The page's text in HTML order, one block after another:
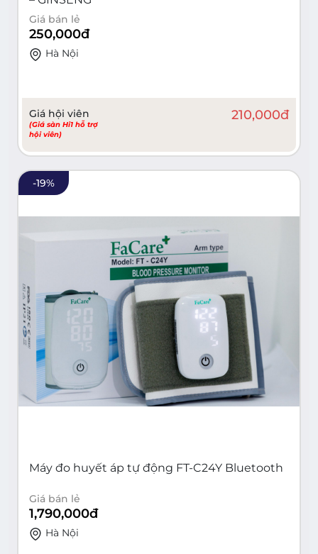
Giá bán lẻ
250,000đ
Hà Nội
Giá hội viên
(Giá sàn Hi1 hỗ trợ
hội viên)
210,000đ
-19%
Máy đo huyết áp tự động FT-C24Y Bluetooth
Giá bán lẻ
1,790,000đ
Hà Nội